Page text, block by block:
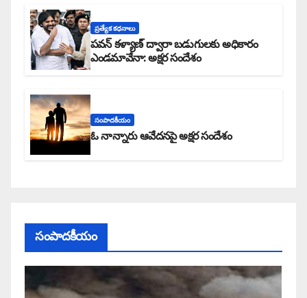
ప్రత్యేక కధనాలు
పవన్ కళ్యాణ్ ద్వారా బడుగులకు అధికారం
ఎండమావేనా: అక్షర సందేశం
సంపాదకీయం
ఓ నాన్నారు ఆవేదనపై అక్షర సందేశం
సంపాదకీయం